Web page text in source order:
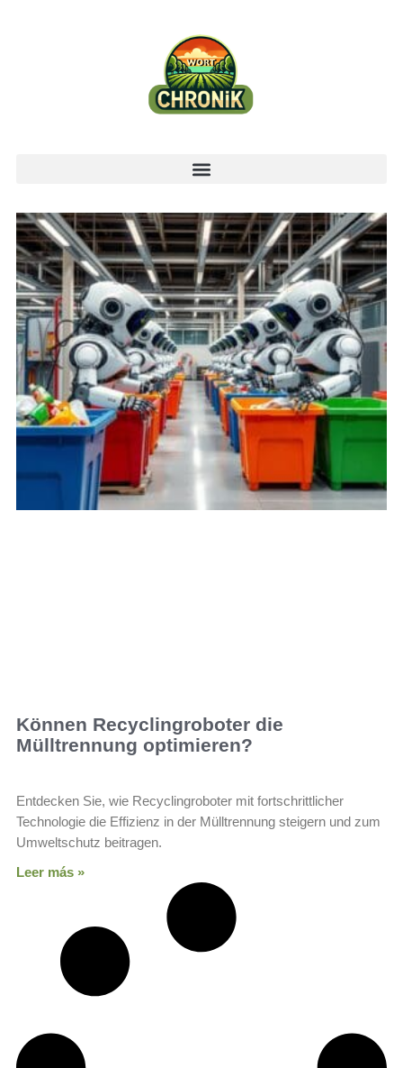
Können Recyclingroboter die
Mülltrennung optimieren?
Entdecken Sie, wie Recyclingroboter mit fortschrittlicher
Technologie die Effizienz in der Mülltrennung steigern und zum
Umweltschutz beitragen.
Leer más »